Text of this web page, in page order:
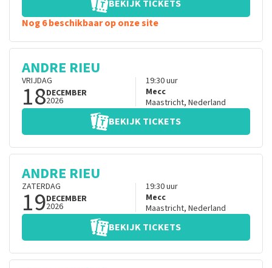
BEKIJK TICKETS
Nog 6 beschikbaar op onze site
ANDRE RIEU
VRIJDAG
18DECEMBER
2026
19:30uur
Mecc
Maastricht, Nederland
BEKIJK TICKETS
ANDRE RIEU
ZATERDAG
19DECEMBER
2026
19:30uur
Mecc
Maastricht, Nederland
BEKIJK TICKETS